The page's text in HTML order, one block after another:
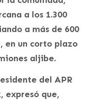
a los 1.300
a más de 600
en un corto plazo
aljibe.
del APR
expresó que,